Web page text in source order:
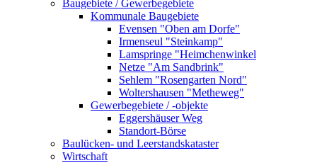
Baugebiete / Gewerbegebiete
Kommunale Baugebiete
Evensen "Oben am Dorfe"
Irmenseul "Steinkamp"
Lamspringe "Heimchenwinkel
Netze "Am Sandbrink"
Sehlem "Rosengarten Nord"
Woltershausen "Metheweg"
Gewerbegebiete / -objekte
Eggershäuser Weg
Standort-Börse
Baulücken- und Leerstandskataster
Wirtschaft